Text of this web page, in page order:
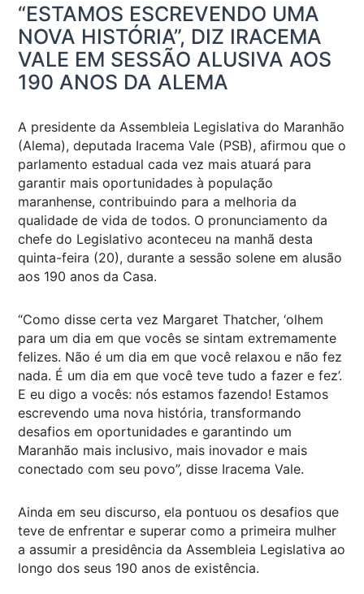
“ESTAMOS ESCREVENDO UMA
NOVA HISTÓRIA”, DIZ IRACEMA
VALE EM SESSÃO ALUSIVA AOS
190 ANOS DA ALEMA
A presidente da Assembleia Legislativa do Maranhão
(Alema), deputada Iracema Vale (PSB), afirmou que o
parlamento estadual cada vez mais atuará para
garantir mais oportunidades à população
maranhense, contribuindo para a melhoria da
qualidade de vida de todos. O pronunciamento da
chefe do Legislativo aconteceu na manhã desta
quinta-feira (20), durante a sessão solene em alusão
aos 190 anos da Casa.
“Como disse certa vez Margaret Thatcher, ‘olhem
para um dia em que vocês se sintam extremamente
felizes. Não é um dia em que você relaxou e não fez
nada. É um dia em que você teve tudo a fazer e fez’.
E eu digo a vocês: nós estamos fazendo! Estamos
escrevendo uma nova história, transformando
desafios em oportunidades e garantindo um
Maranhão mais inclusivo, mais inovador e mais
conectado com seu povo”, disse Iracema Vale.
Ainda em seu discurso, ela pontuou os desafios que
teve de enfrentar e superar como a primeira mulher
a assumir a presidência da Assembleia Legislativa ao
longo dos seus 190 anos de existência.